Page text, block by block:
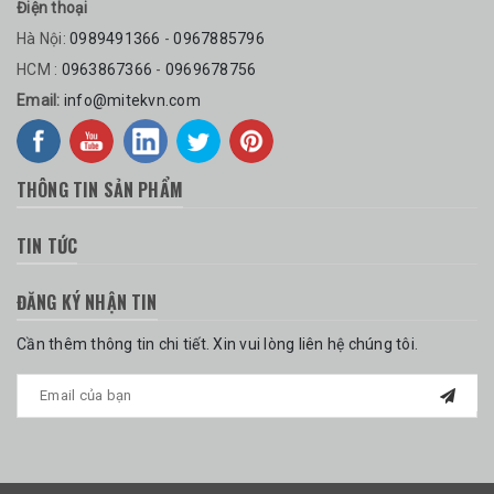
Điện thoại
Hà Nội: 0989491366 -0967885796
HCM : 0963867366 - 0969678756
Email: info@mitekvn.com
THÔNG TIN SẢN PHẨM
TIN TỨC
ĐĂNG KÝ NHẬN TIN
Cần thêm thông tin chi tiết. Xin vui lòng liên hệ chúng tôi.